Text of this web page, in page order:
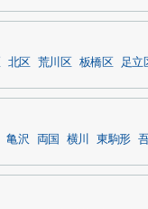
北区 荒川区 板橋区 足立
亀沢 両国 横川 東駒形